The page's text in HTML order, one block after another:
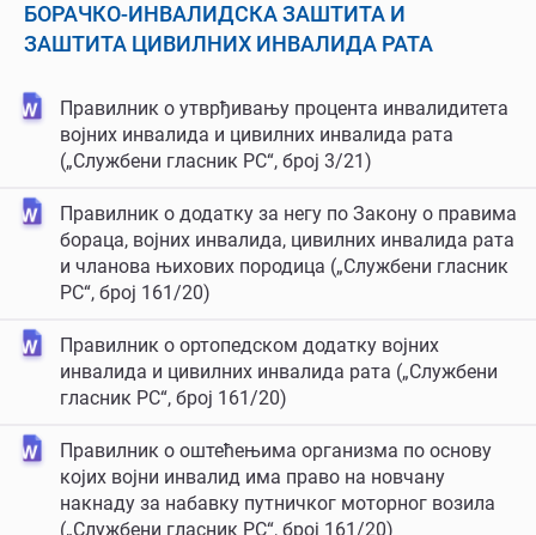
БОРАЧКО-ИНВАЛИДСКА ЗАШТИТА И
ЗАШТИТА ЦИВИЛНИХ ИНВАЛИДА РАТА
Правилник о утврђивању процента инвалидитета
војних инвалида и цивилних инвалида рата
(„Службени гласник РС“, број 3/21)
Правилник о додатку за негу по Закону о правима
бораца, војних инвалида, цивилних инвалида рата
и чланова њихових породица („Службени гласник
РС“, број 161/20)
Правилник о ортопедском додатку војних
инвалида и цивилних инвалида рата („Службени
гласник РС“, број 161/20)
Правилник о оштећењима организма по основу
којих војни инвалид има право на новчану
накнаду за набавку путничког моторног возила
(„Службени гласник РС“, број 161/20)